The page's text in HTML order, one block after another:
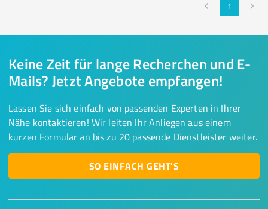
1
Keine Zeit für lange Recherchen und E-
Mails? Jetzt Angebote empfangen!
Lassen Sie sich einfach von passenden Experten in Ihrer
Nähe kontaktieren! Wir leiten Ihr Anliegen aus einem
kurzen Formular an bis zu 20 passende Dienstleister weiter.
SO EINFACH GEHT'S